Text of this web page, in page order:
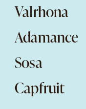
Valrhona
Adamance
Sosa
Capfruit